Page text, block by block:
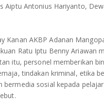
BARAT
Aiptu Antonius Hariyanto,
Kanan AKBP Adanan
Ratu Iptu Benny Ariawan
itu, personel memberikan
tindakan kriminal, etika
bermedia sosial kepada